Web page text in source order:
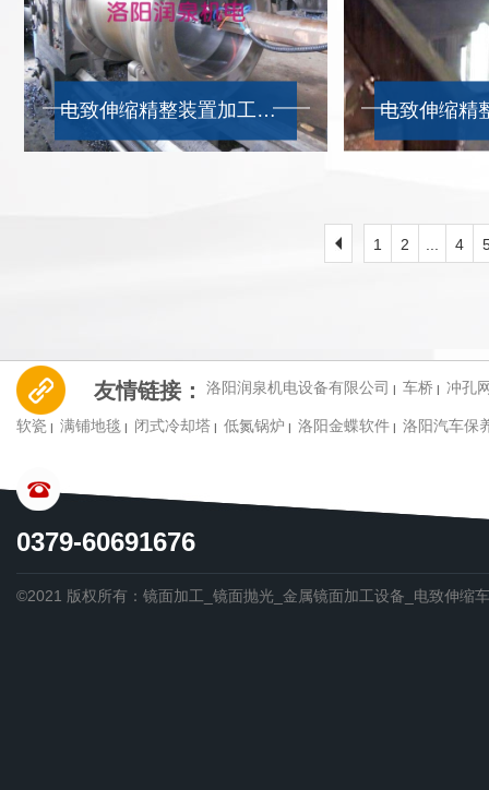
电致伸缩精整装置加工现场
1 2 4
友情链接： 洛阳润泉机电设备有限公司 | 车桥 | 冲孔
软瓷 | 满铺地毯 | 闭式冷却塔 | 低氮锅炉 | 洛阳金蝶软件 | 洛阳汽车保
CONTACT US
0379-60691676
©2021 版权所有：镜面加工_镜面抛光_金属镜面加工设备_电致